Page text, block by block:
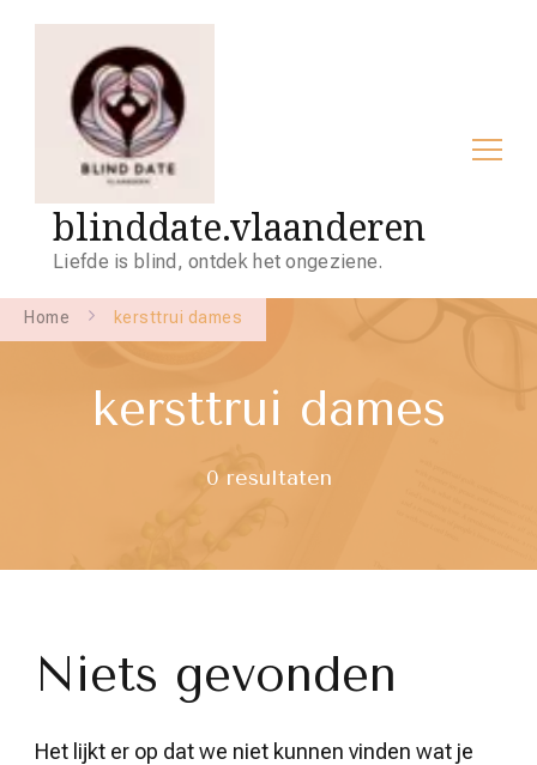
blinddate.vlaanderen
Liefde is blind, ontdek het ongeziene.
Home kersttrui dames
kersttrui dames
0 resultaten
Niets gevonden
Het lijkt er op dat we niet kunnen vinden wat je